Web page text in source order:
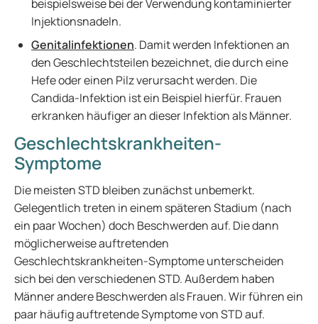
beispielsweise bei der Verwendung kontaminierter
Injektionsnadeln.
Genitalinfektionen. Damit werden Infektionen an
den Geschlechtsteilen bezeichnet, die durch eine
Hefe oder einen Pilz verursacht werden. Die
Candida-Infektion ist ein Beispiel hierfür. Frauen
erkranken häufiger an dieser Infektion als Männer.
Geschlechtskrankheiten-
Symptome
Die meisten STD bleiben zunächst unbemerkt.
Gelegentlich treten in einem späteren Stadium (nach
ein paar Wochen) doch Beschwerden auf. Die dann
möglicherweise auftretenden
Geschlechtskrankheiten-Symptome unterscheiden
sich bei den verschiedenen STD. Außerdem haben
Männer andere Beschwerden als Frauen. Wir führen ein
paar häufig auftretende Symptome von STD auf.